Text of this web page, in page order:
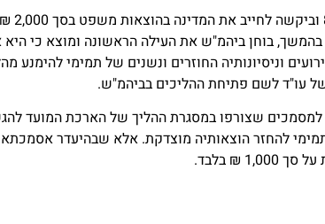
בוחן ביהמ"ש את העילה הראשונה ומוצא כי
וניסיונותיה החוזרים ונשנים של תמימי להימנע
של עו"ד לשם פתיחת ההליכים בביהמ"ש.
שצורפו במסגרת ההליך של הארכת המועד
להחזר הוצאותיה מוצדקת. אלא שבהיעדר
₪ בלבד.